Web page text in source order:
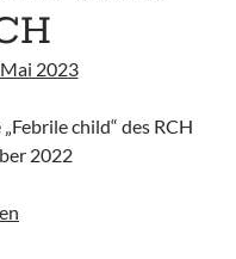
2023
child“ des RCH
2022